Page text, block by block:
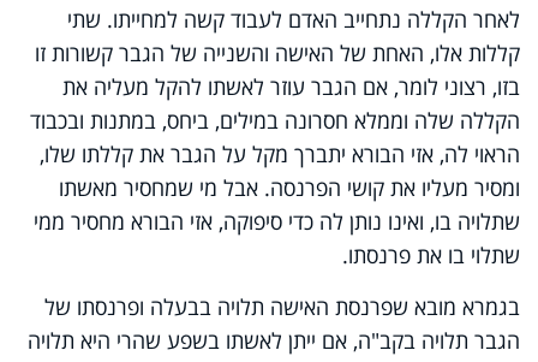
לאחר הקללה נתחייב האדם לעבוד קשה למחייתו. שתי
קללות אלו, האחת של האישה והשנייה של הגבר קשורות זו
בזו, רצוני לומר, אם הגבר עוזר לאשתו להקל מעליה את
הקללה שלה וממלא חסרונה במילים, ביחס, במתנות ובכבוד
הראוי לה, אזי הבורא יתברך מקל על הגבר את קללתו שלו,
ומסיר מעליו את קושי הפרנסה. אבל מי שמחסיר מאשתו
שתלויה בו, ואינו נותן לה כדי סיפוקה, אזי הבורא מחסיר ממי
שתלוי בו את פרנסתו.
בגמרא מובא שפרנסת האישה תלויה בבעלה ופרנסתו של
הגבר תלויה בקב"ה, אם ייתן לאשתו בשפע שהרי היא תלויה